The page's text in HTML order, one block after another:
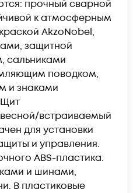
прочный сварной
к атмосферным
AkzoNobel,
защитной
сальниками
поводком,
и знаками
встраиваемый
для установки
и управления.
ABS-пластика.
и шинами,
В пластиковые